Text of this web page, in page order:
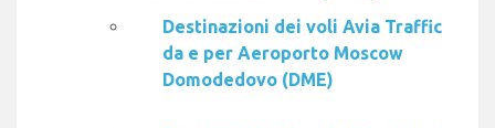
Destinazioni dei voli Avia Traffic
da e per Aeroporto Moscow
Domodedovo (DME)